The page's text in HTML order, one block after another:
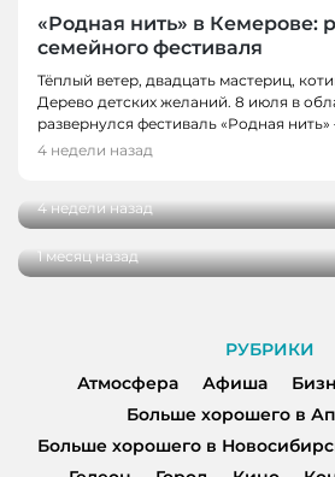
«Родная нить» в Кемерове:
семейного фестиваля
Тёплый ветер, двадцать мастериц,
Дерево детских желаний. 8 июля в
развернулся фестиваль «Родная нить»
4 недели назад
ГОРОД
Когда время замедляется:
4 недели назад
ГОРОД
четыре популярных
1 месяц назад
РУБРИКИ
Атмосфера
Афиша
Больше хорошего в
Больше хорошего в